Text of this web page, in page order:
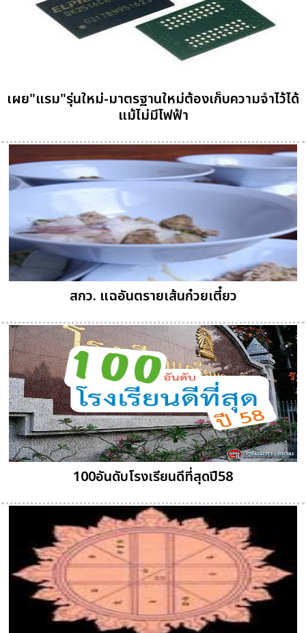
เผย"แรม"รุ่นใหม่-มาตรฐานใหม่ต้องเก็บความจำไว้ได้
แม้ไม่มีไฟฟ้า
สกว. แฉอันตรายเส้นก๋วยเตี๋ยว
100อันดับโรงเรียนดีที่สุดปี58